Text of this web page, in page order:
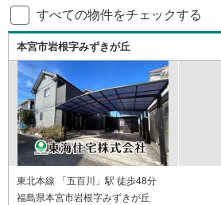
すべての物件をチェックする
本宮市岩根字みずきが丘
東北本線 「五百川」駅 徒歩48分
福島県本宮市岩根字みずきが丘